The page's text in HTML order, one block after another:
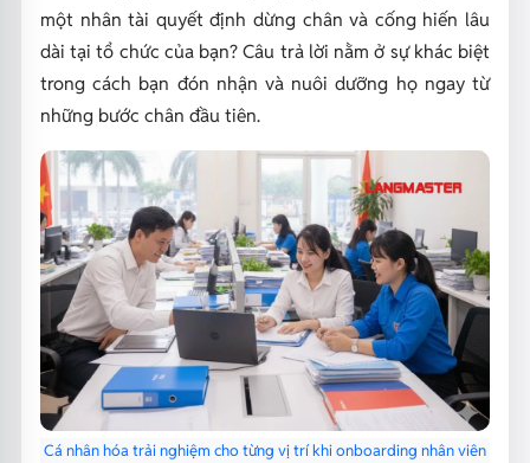
một nhân tài quyết định dừng chân và cống hiến lâu
dài tại tổ chức của bạn? Câu trả lời nằm ở sự khác biệt
trong cách bạn đón nhận và nuôi dưỡng họ ngay từ
những bước chân đầu tiên.
Cá nhân hóa trải nghiệm cho từng vị trí khi onboarding nhân viên